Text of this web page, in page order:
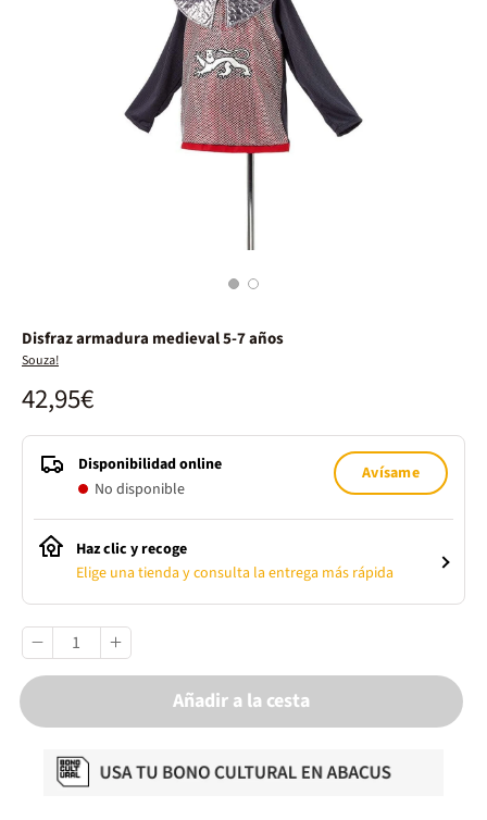
1 2
Disfraz armadura medieval 5-7 años
Souza!
42,95€
Disponibilidad online
No disponible
Avísame
Haz clic y recoge
Elige una tienda y consulta la entrega más rápida
Añadir a la cesta